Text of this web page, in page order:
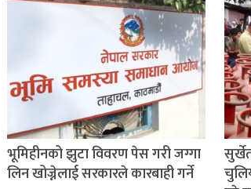
भूमिहीनको झुटा विवरण पेस गरी जग्गा
लिन खोज्नेलाई सरकारले कारबाही गर्ने